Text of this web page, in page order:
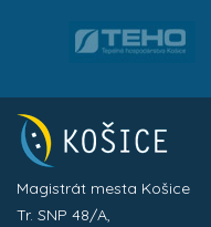
Magistrát mesta Košice
Tr. SNP 48/A,